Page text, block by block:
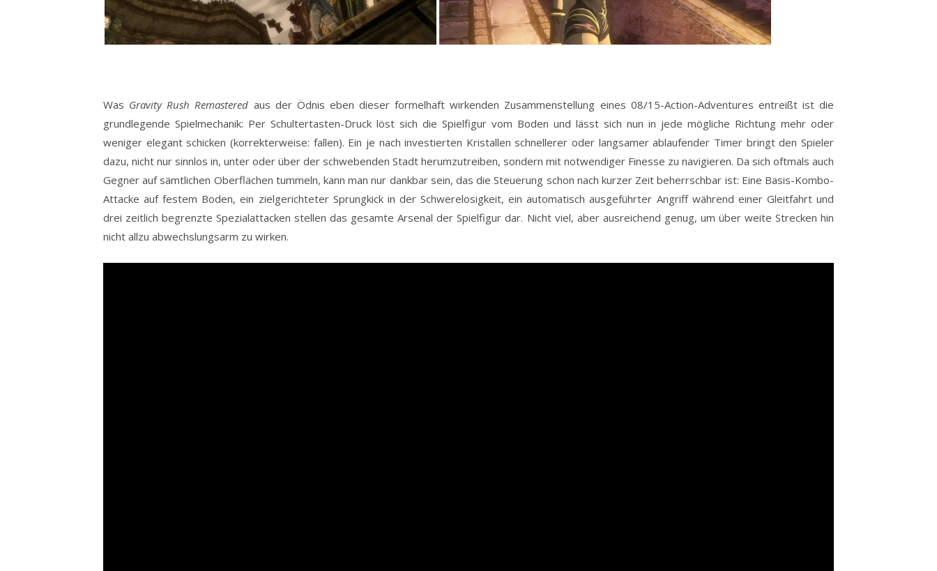
Was Gravity Rush Remastered aus der Ödnis eben dieser formelhaft wirkenden Zusammenstellung eines 08/15-Action-Adventures entreißt ist die
grundlegende Spielmechanik: Per Schultertasten-Druck löst sich die Spielfigur vom Boden und lässt sich nun in jede mögliche Richtung mehr oder
weniger elegant schicken (korrekterweise: fallen). Ein je nach investierten Kristallen schnellerer oder langsamer ablaufender Timer bringt den Spieler
dazu, nicht nur sinnlos in, unter oder über der schwebenden Stadt herumzutreiben, sondern mit notwendiger Finesse zu navigieren. Da sich oftmals auch
Gegner auf sämtlichen Oberflächen tummeln, kann man nur dankbar sein, das die Steuerung schon nach kurzer Zeit beherrschbar ist: Eine Basis-Kombo-
Attacke auf festem Boden, ein zielgerichteter Sprungkick in der Schwerelosigkeit, ein automatisch ausgeführter Angriff während einer Gleitfahrt und
drei zeitlich begrenzte Spezialattacken stellen das gesamte Arsenal der Spielfigur dar. Nicht viel, aber ausreichend genug, um über weite Strecken hin
nicht allzu abwechslungsarm zu wirken.